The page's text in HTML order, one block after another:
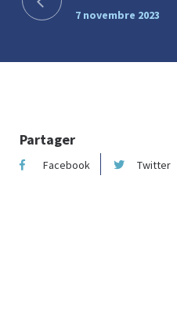
7 novembre 2023
Partager
Facebook Twitter